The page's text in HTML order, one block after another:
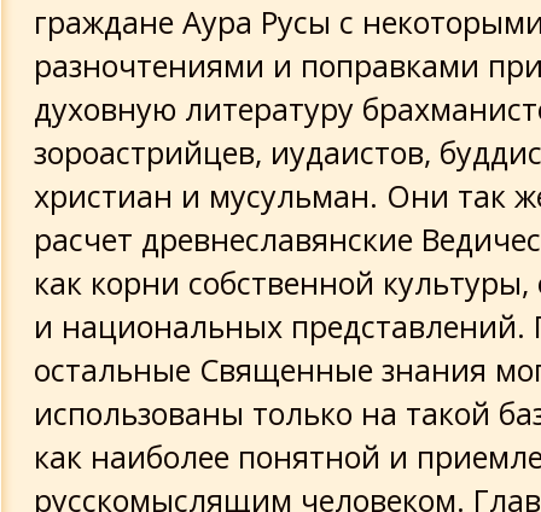
граждане Аура Русы с
разночтениями и поправками
духовную литературу
зороастрийцев, иудаистов,
христиан и мусульман. Они так
расчет древнеславянские
как корни собственной культуры,
и национальных представлений.
остальные Священные знания
использованы только на такой
как наиболее понятной и
русскомыслящим человеком.